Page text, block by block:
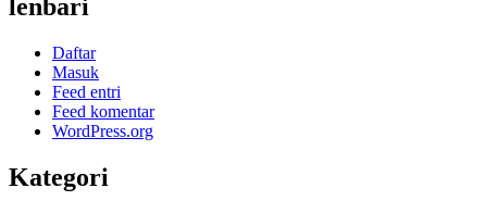
lenbari
Daftar
Masuk
Feed entri
Feed komentar
WordPress.org
Kategori